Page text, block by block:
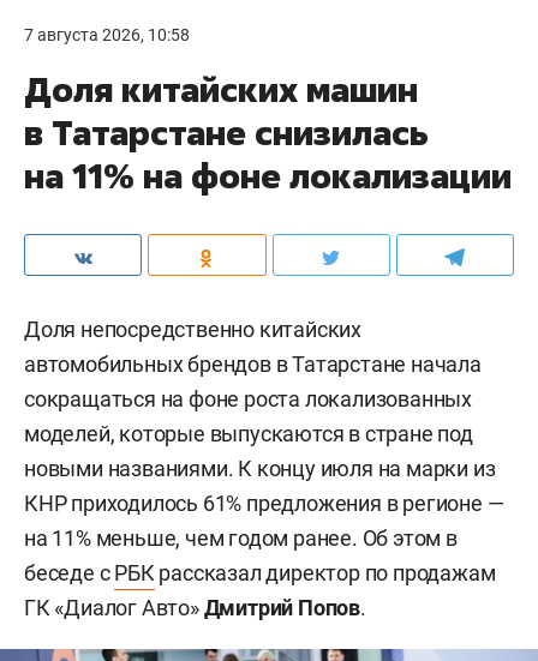
7 августа 2026, 10:58
Доля китайских машин
в Татарстане снизилась
на 11% на фоне локализации
Доля непосредственно китайских
автомобильных брендов в Татарстане начала
сокращаться на фоне роста локализованных
моделей, которые выпускаются в стране под
новыми названиями. К концу июля на марки из
КНР приходилось 61% предложения в регионе —
на 11% меньше, чем годом ранее. Об этом в
беседе сРБК рассказал директор по продажам
ГК «Диалог Авто»Дмитрий Попов.